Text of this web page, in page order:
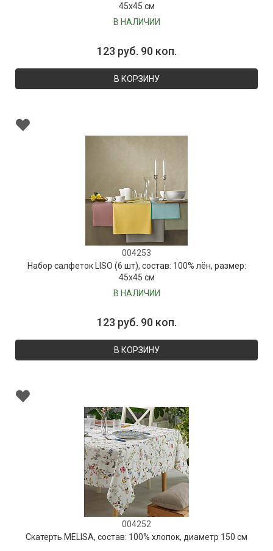
45х45 см
В НАЛИЧИИ
123 руб. 90 коп.
В КОРЗИНУ
004253
Набор салфеток LISO (6 шт), состав: 100% лён, размер:
45х45 см
В НАЛИЧИИ
123 руб. 90 коп.
В КОРЗИНУ
004252
Скатерть MELISA, состав: 100% хлопок, диаметр 150 см